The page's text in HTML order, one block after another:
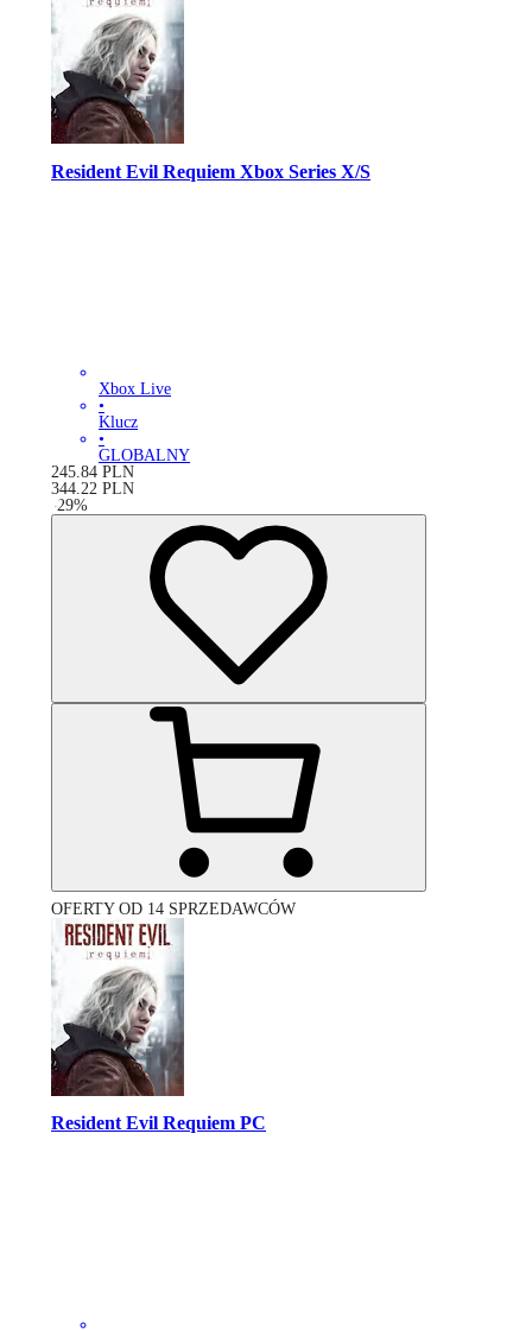
Resident Evil Requiem Xbox Series X/S
Xbox Live
•
Klucz
•
GLOBALNY
245.84 PLN
344.22 PLN
-29%
OFERTY OD 14 SPRZEDAWCÓW
Resident Evil Requiem PC